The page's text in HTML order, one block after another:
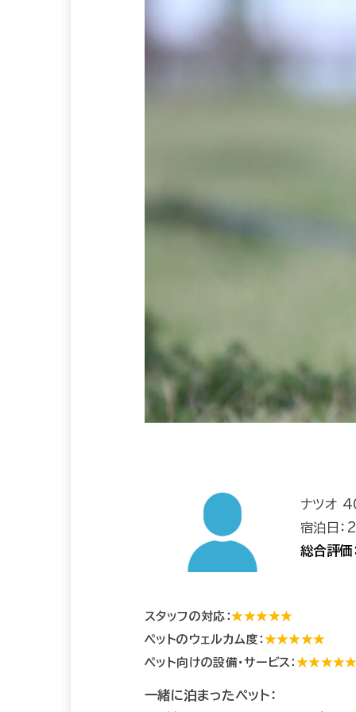
ナツオ
宿泊日
総合評価
スタッフの対応：★★★★★
ペットのウェルカム度： ★★★★★
ペット向けの設備・サービス：
一緒に泊まったペット：